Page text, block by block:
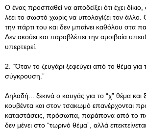
Ο ένας προσπαθεί να αποδείξει ότι έχει δίκιο,
λέει το σωστό χωρίς να υπολογίζει τον άλλο.
την πάρτι του και δεν μπαίνει καθόλου στα
Δεν ακούει και παραβλέπει την αμοιβαία
υπερτερεί.
2. “Όταν το ζευγάρι ξεφεύγει από το θέμα
σύγκρουση.”
Δηλαδή... ξεκινά ο καυγάς για το “χ” θέμα και
κουβέντα και στον τσακωμό επανέρχονται
καταστάσεις, πρόσωπα, παράπονα από το
δεν μένει στο “τωρινό θέμα”, αλλά